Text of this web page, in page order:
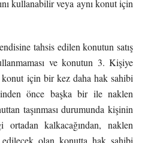
kullanabilir veya aynı konut için
tahsis edilen konutun satış
ve konutun 3. Kişiye
konut için bir kez daha hak sahibi
önce başka bir ile naklen
taşınması durumunda kişinin
kalkacağından, naklen
edilecek olan konutta hak sahibi